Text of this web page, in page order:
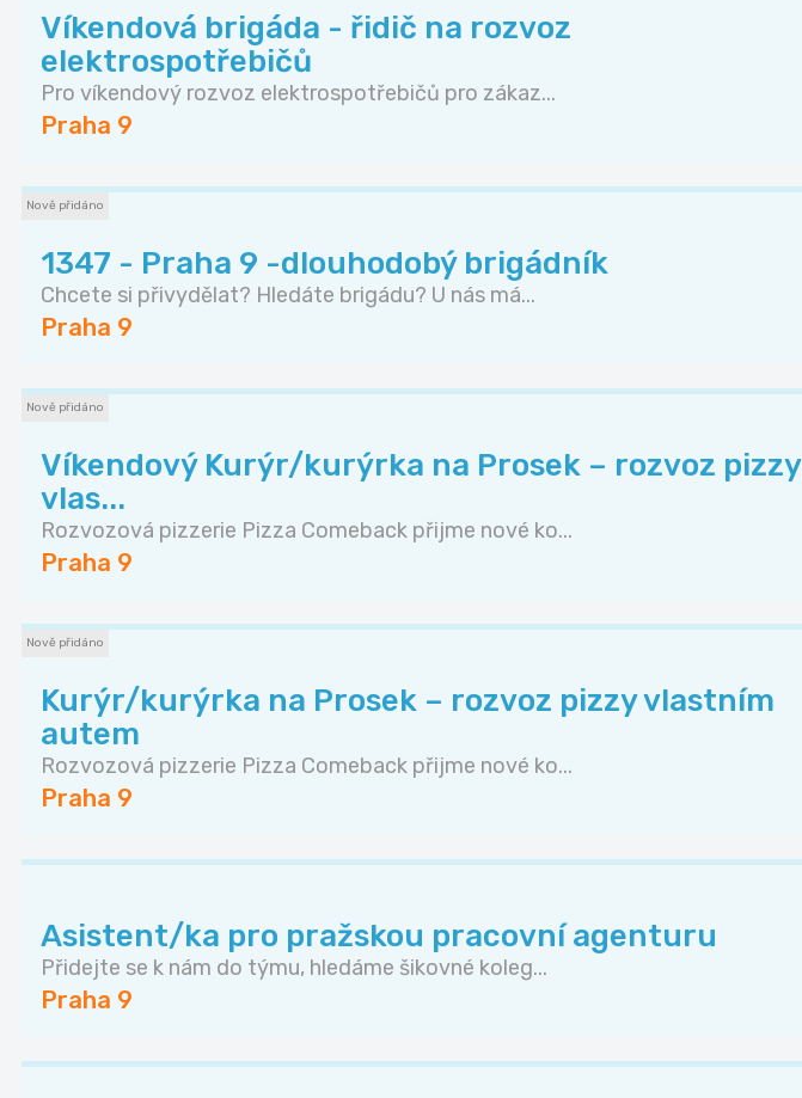
Víkendová brigáda - řidič na rozvoz
elektrospotřebičů
Pro víkendový rozvoz elektrospotřebičů pro zákaz...
Praha 9
Nově přidáno
1347 - Praha 9 -dlouhodobý brigádník
Chcete si přivydělat? Hledáte brigádu? U nás má...
Praha 9
Nově přidáno
Víkendový Kurýr/kurýrka na Prosek – rozvoz pizzy
vlas...
Rozvozová pizzerie Pizza Comeback přijme nové ko...
Praha 9
Nově přidáno
Kurýr/kurýrka na Prosek – rozvoz pizzy vlastním
autem
Rozvozová pizzerie Pizza Comeback přijme nové ko...
Praha 9
Asistent/ka pro pražskou pracovní agenturu
Přidejte se k nám do týmu, hledáme šikovné koleg...
Praha 9